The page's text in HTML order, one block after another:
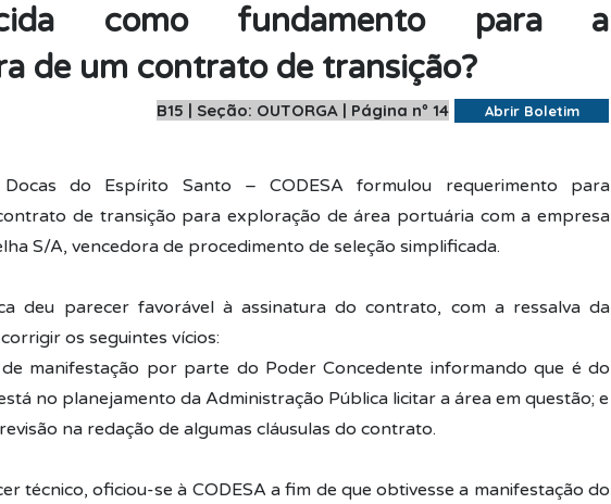
como fundamento para a
de um contrato de transição?
B15 | Seção: OUTORGA | Página nº 14 Abrir Boletim
do Espírito Santo – CODESA formulou requerimento para
de transição para exploração de área portuária com a empresa
S/A, vencedora de procedimento de seleção simplificada.
deu parecer favorável à assinatura do contrato, com a ressalva da
os seguintes vícios:
de manifestação por parte do Poder Concedente informando que é do
no planejamento da Administração Pública licitar a área em questão; e
na redação de algumas cláusulas do contrato.
técnico, oficiou-se à CODESA a fim de que obtivesse a manifestação do